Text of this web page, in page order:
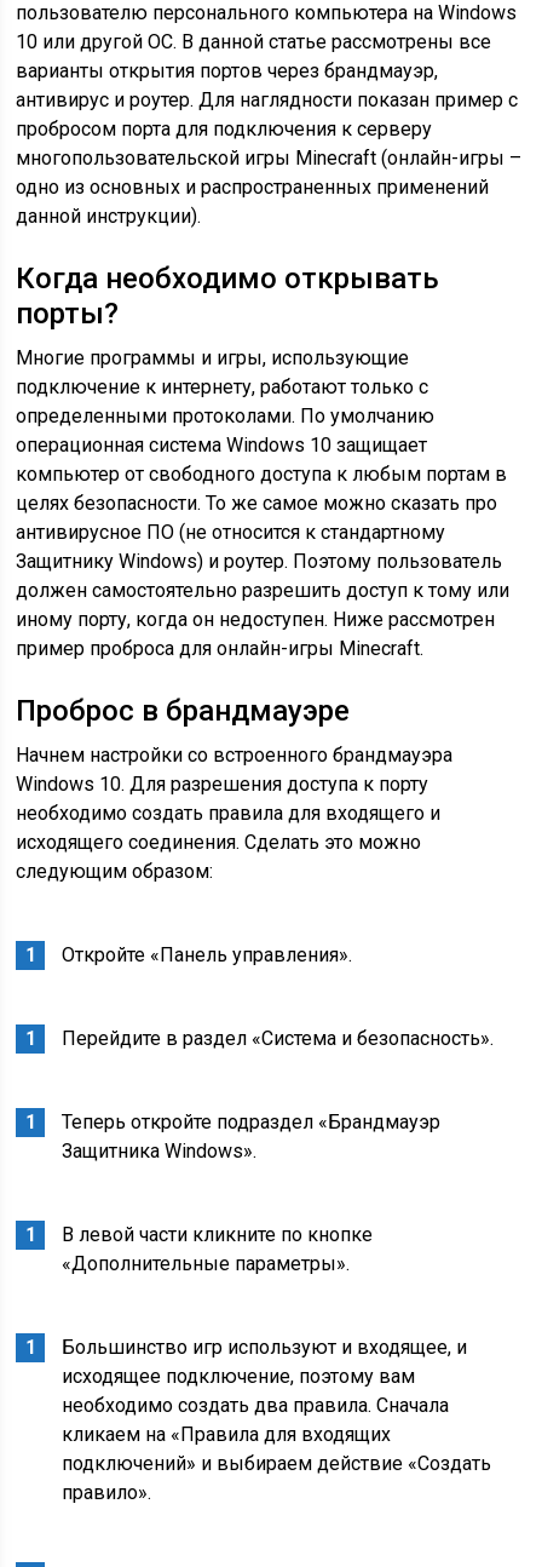
пользователю персонального компьютера на Windows
10 или другой ОС. В данной статье рассмотрены все
варианты открытия портов через брандмауэр,
антивирус и роутер. Для наглядности показан пример с
пробросом порта для подключения к серверу
многопользовательской игры Minecraft (онлайн-игры –
одно из основных и распространенных применений
данной инструкции).
Когда необходимо открывать
порты?
Многие программы и игры, использующие
подключение к интернету, работают только с
определенными протоколами. По умолчанию
операционная система Windows 10 защищает
компьютер от свободного доступа к любым портам в
целях безопасности. То же самое можно сказать про
антивирусное ПО (не относится к стандартному
Защитнику Windows) и роутер. Поэтому пользователь
должен самостоятельно разрешить доступ к тому или
иному порту, когда он недоступен. Ниже рассмотрен
пример проброса для онлайн-игры Minecraft.
Проброс в брандмауэре
Начнем настройки со встроенного брандмауэра
Windows 10. Для разрешения доступа к порту
необходимо создать правила для входящего и
исходящего соединения. Сделать это можно
следующим образом:
Откройте «Панель управления».
Перейдите в раздел «Система и безопасность».
Теперь откройте подраздел «Брандмауэр
Защитника Windows».
В левой части кликните по кнопке
«Дополнительные параметры».
Большинство игр используют и входящее, и
исходящее подключение, поэтому вам
необходимо создать два правила. Сначала
кликаем на «Правила для входящих
подключений» и выбираем действие «Создать
правило».